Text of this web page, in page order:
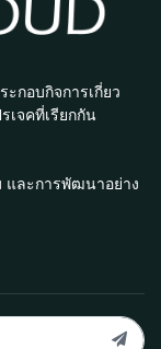
ะกอบกิจการเกี่ยว
เจคที่เรียกกัน
และการพัฒนาอย่าง